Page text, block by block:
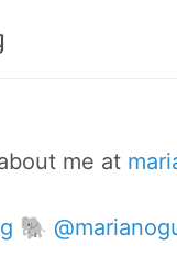
me at
🐘